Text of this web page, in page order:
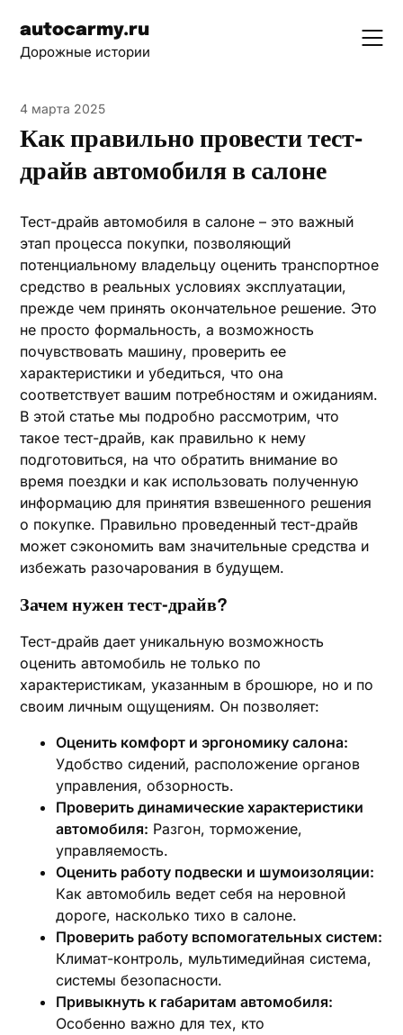
content
autocarmy.ru
Дорожные истории
4 марта 2025
Как правильно провести тест-
драйв автомобиля в салоне
Тест-драйв автомобиля в салоне – это важный
этап процесса покупки, позволяющий
потенциальному владельцу оценить транспортное
средство в реальных условиях эксплуатации,
прежде чем принять окончательное решение. Это
не просто формальность, а возможность
почувствовать машину, проверить ее
характеристики и убедиться, что она
соответствует вашим потребностям и ожиданиям.
В этой статье мы подробно рассмотрим, что
такое тест-драйв, как правильно к нему
подготовиться, на что обратить внимание во
время поездки и как использовать полученную
информацию для принятия взвешенного решения
о покупке. Правильно проведенный тест-драйв
может сэкономить вам значительные средства и
избежать разочарования в будущем.
Зачем нужен тест-драйв?
Тест-драйв дает уникальную возможность
оценить автомобиль не только по
характеристикам, указанным в брошюре, но и по
своим личным ощущениям. Он позволяет:
Оценить комфорт и эргономику салона:
Удобство сидений, расположение органов
управления, обзорность.
Проверить динамические характеристики
автомобиля: Разгон, торможение,
управляемость.
Оценить работу подвески и шумоизоляции:
Как автомобиль ведет себя на неровной
дороге, насколько тихо в салоне.
Проверить работу вспомогательных систем:
Климат-контроль, мультимедийная система,
системы безопасности.
Привыкнуть к габаритам автомобиля:
Особенно важно для тех, кто